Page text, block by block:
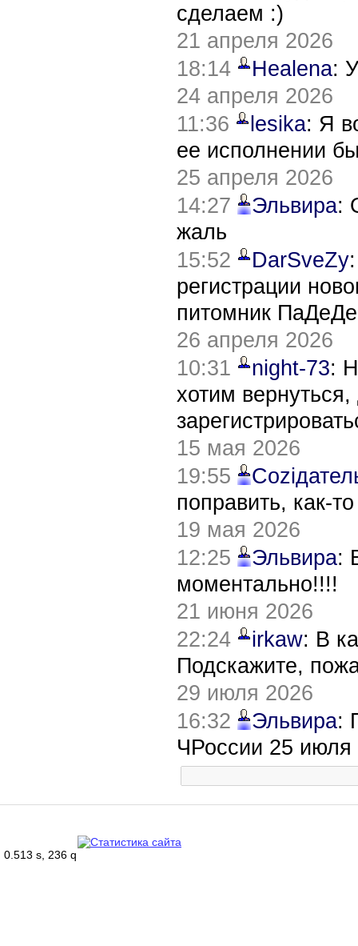
сделаем :)
21 апреля 2026
18:14
Healena:
24 апреля 2026
11:36
lesika: Я
ее исполнении
25 апреля 2026
14:27
Эльвира:
жаль
15:52
DarSveZy
регистрации
питомник
26 апреля 2026
10:31
night-73:
хотим
15 мая 2026
19:55
поправить, как-
19 мая 2026
12:25
Эльвира:
моментально!!!!
21 июня 2026
22:24
irkaw: В
Подскажите,
29 июля 2026
16:32
Эльвира:
ЧРоссии 25 июля
0.513 s, 236 q